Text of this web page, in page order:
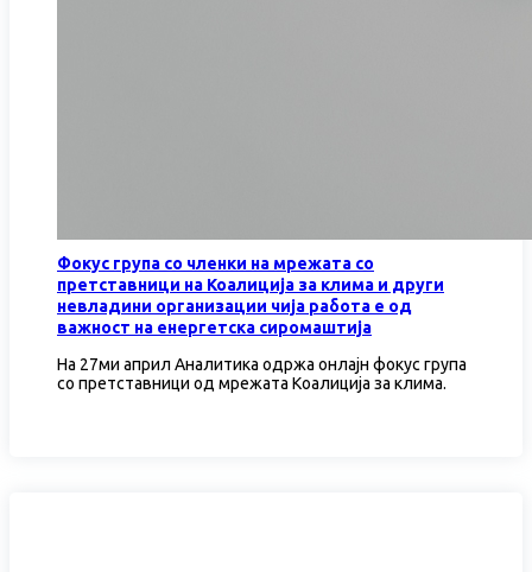
Фокус група со членки на мрежата со
претставници на Коалиција за клима и други
невладини организации чија работа е од
важност на енергетска сиромаштија
На 27ми април Аналитика одржа онлајн фокус група
со претставници од мрежата Коалиција за клима.